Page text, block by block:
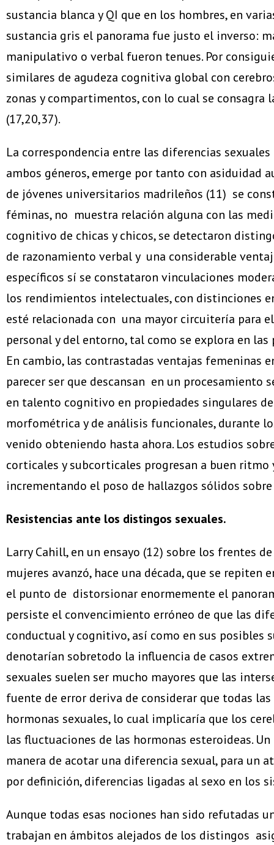
sustancia blanca y QI que en los hombres, en
sustancia gris el panorama fue justo el inverso:
manipulativo o verbal fueron tenues. Por
similares de agudeza cognitiva global con
zonas y compartimentos, con lo cual se
(17,20,37).
La correspondencia entre las diferencias
ambos géneros, emerge por tanto con asiduidad
de jóvenes universitarios madrileños (11) se
féminas, no muestra relación alguna con las
cognitivo de chicas y chicos, se detectaron
de razonamiento verbal y una considerable
específicos sí se constataron vinculaciones
los rendimientos intelectuales, con distinciones
esté relacionada con una mayor circuitería para
personal y del entorno, tal como se explora en
En cambio, las contrastadas ventajas femeninas
parecer ser que descansan en un
en talento cognitivo en propiedades singulares
morfométrica y de análisis funcionales, durante
venido obteniendo hasta ahora. Los estudios
corticales y subcorticales progresan a buen
incrementando el poso de hallazgos sólidos
Resistencias ante los distingos sexuales.
Larry Cahill, en un ensayo (12) sobre los frentes
mujeres avanzó, hace una década, que se
el punto de distorsionar enormemente el
persiste el convencimiento erróneo de que las
conductual y cognitivo, así como en sus posibles
denotarían sobretodo la influencia de casos
sexuales suelen ser mucho mayores que las
fuente de error deriva de considerar que todas
hormonas sexuales, lo cual implicaría que los
las fluctuaciones de las hormonas esteroideas.
manera de acotar una diferencia sexual, para un
por definición, diferencias ligadas al sexo en los
Aunque todas esas nociones han sido refutadas
trabajan en ámbitos alejados de los distingos